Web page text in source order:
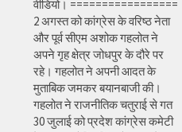
वीडियो। =================
2 अगस्त को कांग्रेस के वरिष्ठ नेता
और पूर्व सीएम अशोक गहलोत ने
अपने गृह क्षेत्र जोधपुर के दौरे पर
रहे। गहलोत ने अपनी आदत के
मुताबिक जमकर बयानबाजी की।
गहलोत ने राजनीतिक चतुराई से गत
30 जुलाई को प्रदेश कांग्रेस कमेटी